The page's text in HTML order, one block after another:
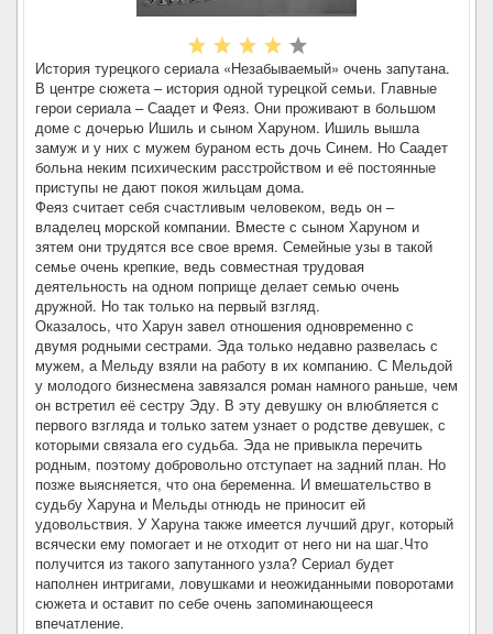
История турецкого сериала «Незабываемый» очень запутана.
В центре сюжета – история одной турецкой семьи. Главные
герои сериала – Саадет и Феяз. Они проживают в большом
доме с дочерью Ишиль и сыном Харуном. Ишиль вышла
замуж и у них с мужем бураном есть дочь Синем. Но Саадет
больна неким психическим расстройством и её постоянные
приступы не дают покоя жильцам дома.
Феяз считает себя счастливым человеком, ведь он –
владелец морской компании. Вместе с сыном Харуном и
зятем они трудятся все свое время. Семейные узы в такой
семье очень крепкие, ведь совместная трудовая
деятельность на одном поприще делает семью очень
дружной. Но так только на первый взгляд.
Оказалось, что Харун завел отношения одновременно с
двумя родными сестрами. Эда только недавно развелась с
мужем, а Мельду взяли на работу в их компанию. С Мельдой
у молодого бизнесмена завязался роман намного раньше, чем
он встретил её сестру Эду. В эту девушку он влюбляется с
первого взгляда и только затем узнает о родстве девушек, с
которыми связала его судьба. Эда не привыкла перечить
родным, поэтому добровольно отступает на задний план. Но
позже выясняется, что она беременна. И вмешательство в
судьбу Харуна и Мельды отнюдь не приносит ей
удовольствия. У Харуна также имеется лучший друг, который
всячески ему помогает и не отходит от него ни на шаг.Что
получится из такого запутанного узла? Сериал будет
наполнен интригами, ловушками и неожиданными поворотами
сюжета и оставит по себе очень запоминающееся
впечатление.